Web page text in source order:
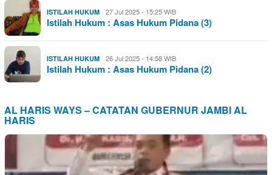
ISTILAH HUKUM 27 Jul 2025 - 15:25 WIB
Istilah Hukum : Asas Hukum Pidana (3)
ISTILAH HUKUM 26 Jul 2025 - 14:58 WIB
Istilah Hukum : Asas Hukum Pidana (2)
AL HARIS WAYS – CATATAN GUBERNUR JAMBI AL
HARIS